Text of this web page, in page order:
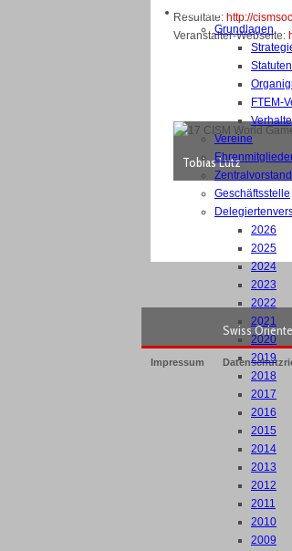
VERBAND
Grundlagen
Statuten
FTEM-
Vereine
Zentralvorstand
Geschäftsstelle
2026
2025
2024
2023
2022
2021
2020
2019
2018
2017
2016
2015
2014
2013
2012
2011
2010
2009
Resultate: http://
Veranstalter-Webseite:
Tobias Lutz
Swiss
Impressum